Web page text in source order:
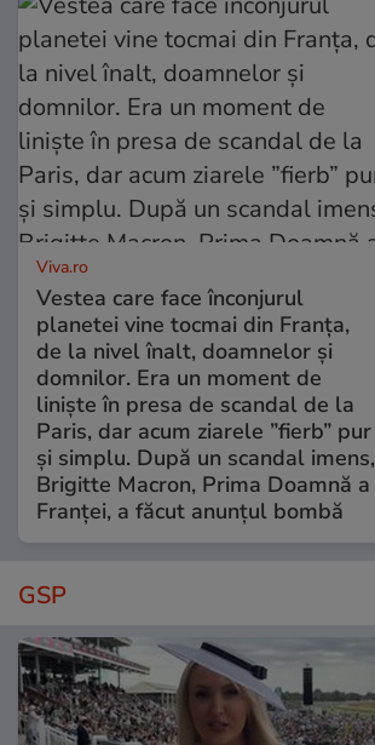
Viva.ro
Vestea care face înconjurul
planetei vine tocmai din Franța,
de la nivel înalt, doamnelor și
domnilor. Era un moment de
liniște în presa de scandal de la
Paris, dar acum ziarele ”fierb” pur
și simplu. După un scandal imens,
Brigitte Macron, Prima Doamnă a
Franței, a făcut anunțul bombă
GSP